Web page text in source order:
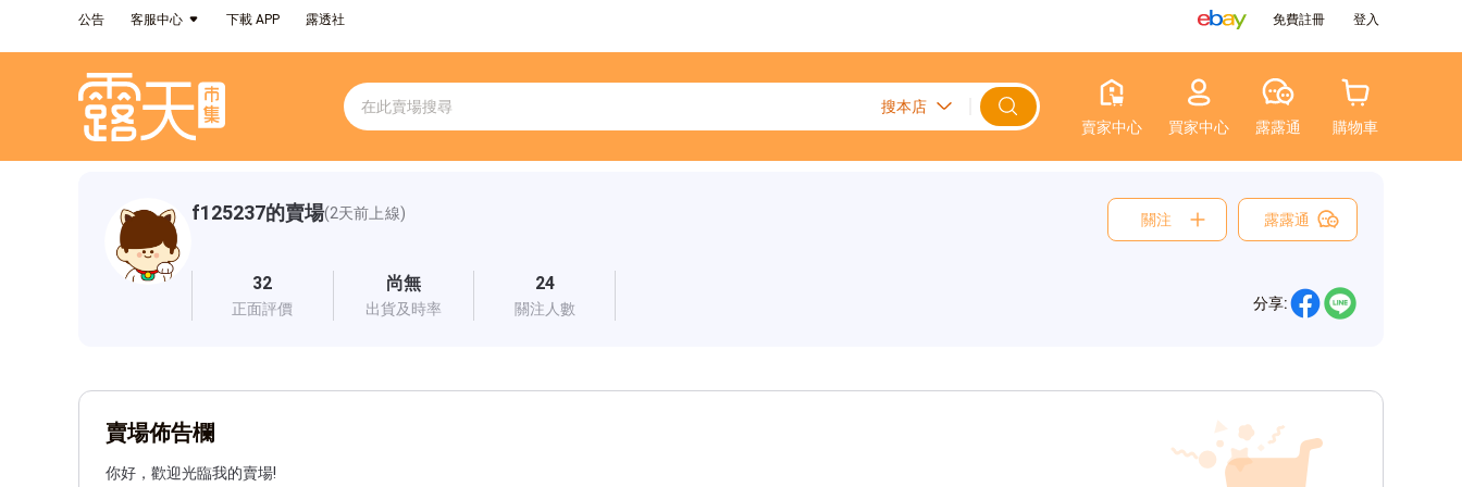
公告 客服中心 下載 APP 露透社 免費註冊 登入
賣家中心 買家中心 露露通 購物車
f125237的賣場(2天前上線)
32
正面評價
尚無
出貨及時率
24
關注人數
關注 露露通
分享:
賣場佈告欄
你好，歡迎光臨我的賣場!